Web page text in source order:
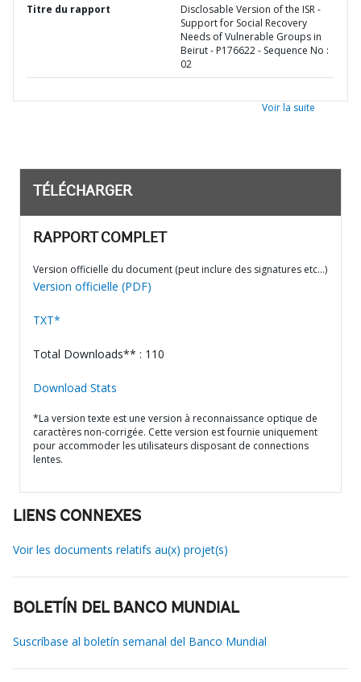
Titre du rapport
Disclosable Version of the ISR -
Support for Social Recovery
Needs of Vulnerable Groups in
Beirut - P176622 - Sequence No :
02
Voir la suite
TÉLÉCHARGER
RAPPORT COMPLET
Version officielle du document (peut inclure des signatures etc…)
Version officielle (PDF)
TXT*
Total Downloads** : 110
Download Stats
*La version texte est une version à reconnaissance optique de
caractères non-corrigée. Cette version est fournie uniquement
pour accommoder les utilisateurs disposant de connections
lentes.
LIENS CONNEXES
Voir les documents relatifs au(x) projet(s)
BOLETÍN DEL BANCO MUNDIAL
Suscríbase al boletín semanal del Banco Mundial